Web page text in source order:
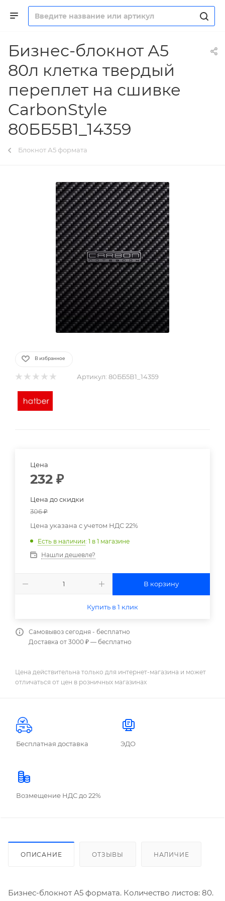
Бизнес-блокнот А5
80л клетка твердый
переплет на сшивке
CarbonStyle
80ББ5В1_14359
Блокнот А5 формата
В избранное
Артикул: 80ББ5В1_14359
Цена
232 ₽
Цена до скидки
306₽
Цена указана с учетом НДС 22%
Есть в наличии: 1 в 1 магазине
Нашли дешевле?
В корзину
Купить в 1 клик
Самовывоз сегодня - бесплатно
Доставка от 3000 ₽ — бесплатно
Цена действительна только для интернет-магазина и может
отличаться от цен в розничных магазинах
Бесплатная доставка ЭДО
Возмещение НДС до 22%
ОПИСАНИЕ ОТЗЫВЫ НАЛИЧИЕ
Бизнес-блокнот А5 формата. Количество листов: 80.